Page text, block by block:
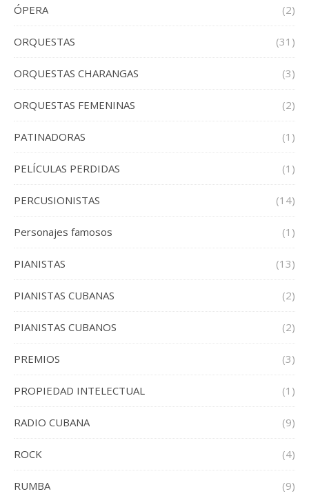
ÓPERA (2)
ORQUESTAS (31)
ORQUESTAS CHARANGAS (3)
ORQUESTAS FEMENINAS (2)
PATINADORAS (1)
PELÍCULAS PERDIDAS (1)
PERCUSIONISTAS (14)
Personajes famosos (1)
PIANISTAS (13)
PIANISTAS CUBANAS (2)
PIANISTAS CUBANOS (2)
PREMIOS (3)
PROPIEDAD INTELECTUAL (1)
RADIO CUBANA (9)
ROCK (4)
RUMBA (9)